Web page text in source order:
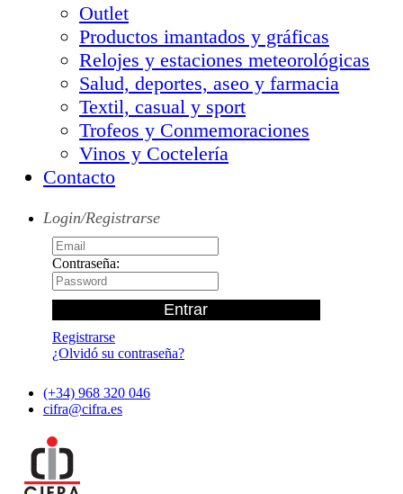
Outlet
Productos imantados y gráficas
Relojes y estaciones meteorológicas
Salud, deportes, aseo y farmacia
Textil, casual y sport
Trofeos y Conmemoraciones
Vinos y Coctelería
Contacto
Login/Registrarse
Contraseña:
Registrarse
¿Olvidó su contraseña?
(+34) 968 320 046
cifra@cifra.es